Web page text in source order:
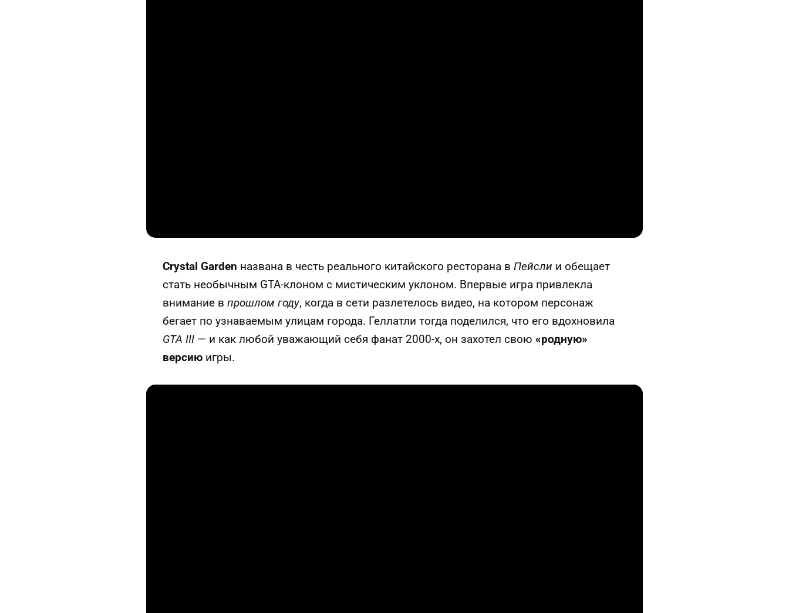
Crystal Garden названа в честь реального китайского ресторана в Пейсли и обещает
стать необычным GTA-клоном с мистическим уклоном. Впервые игра привлекла
внимание в прошлом году, когда в сети разлетелось видео, на котором персонаж
бегает по узнаваемым улицам города. Геллатли тогда поделился, что его вдохновила
GTA III — и как любой уважающий себя фанат 2000-х, он захотел свою «родную»
версию игры.